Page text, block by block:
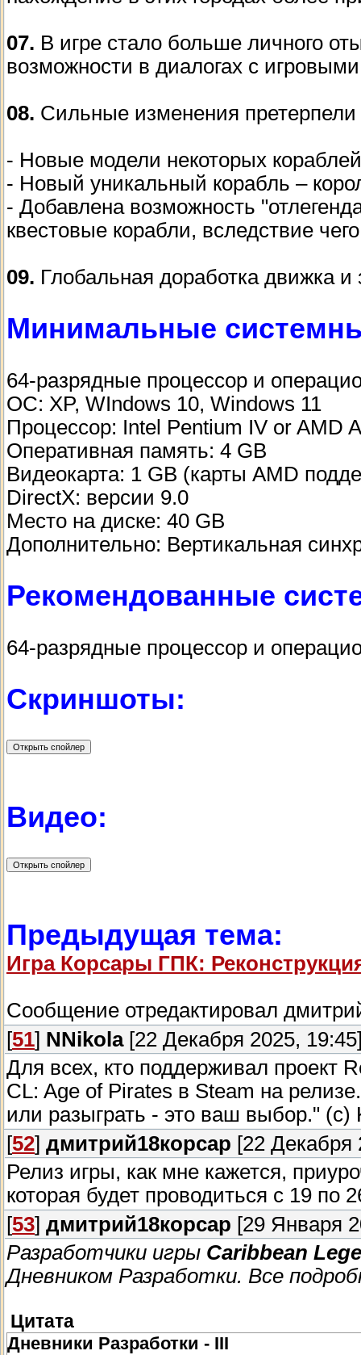
07. В игре стало больше личного
возможности в диалогах с
08. Сильные изменения претерпели
- Новые модели некоторых
- Новый уникальный корабль –
- Добавлена возможность
квестовые корабли, вследствие
09. Глобальная доработка движка
Минимальные
64-разрядные процессор и
ОС: XP, WIndows 10, Windows 11
Процессор: Intel Pentium IV or AMD
Оперативная память: 4 GB
Видеокарта: 1 GB (карты AMD
DirectX: версии 9.0
Место на диске: 40 GB
Дополнительно: Вертикальная
Рекомендованные
64-разрядные процессор и
Скриншоты:
Видео:
Предыдущая тема:
Игра Корсары ГПК:
Сообщение отредактировал
[51] NNikola[22 Декабря 2025,
Для всех, кто поддерживал проект
CL: Age of Pirates в Steam на
или разыграть - это ваш выбор." (с)
[52] дмитрий18корсар [22 Декабря
Релиз игры, как мне кажется,
которая будет проводиться с 19 по
[53] дмитрий18корсар [29 Января
Разработчики игры Caribbean
Дневником Разработки. Все
Цитата
Дневники Разработки - III